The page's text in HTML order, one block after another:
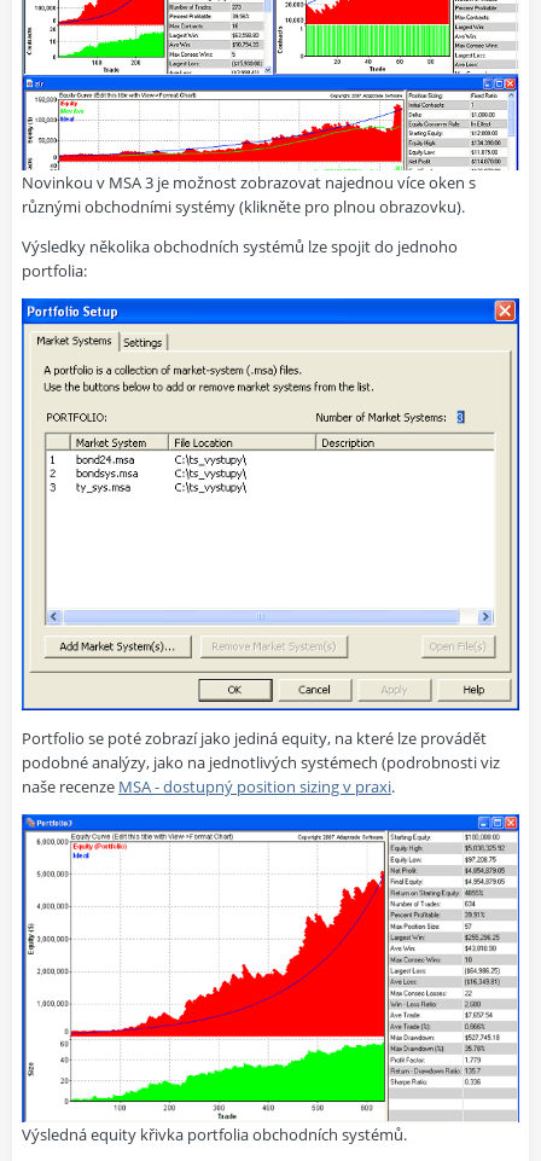
Novinkou v MSA 3 je možnost zobrazovat najednou více oken s
různými obchodními systémy (klikněte pro plnou obrazovku).
Výsledky několika obchodních systémů lze spojit do jednoho
portfolia:
Portfolio se poté zobrazí jako jediná equity, na které lze provádět
podobné analýzy, jako na jednotlivých systémech (podrobnosti viz
naše recenze MSA - dostupný position sizing v praxi.
Výsledná equity křivka portfolia obchodních systémů.